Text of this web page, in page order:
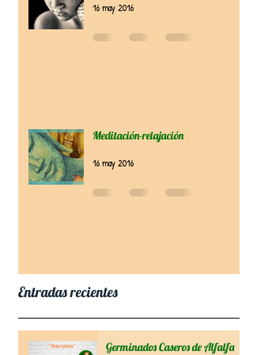
16 may 2016
Meditación-relajación
16 may 2016
Entradas recientes
Germinados Caseros de Alfalfa